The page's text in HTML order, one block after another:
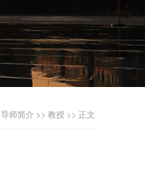
导师简介 >> 教授 >> 正文